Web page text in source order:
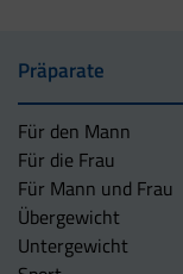
Präparate
Für den Mann
Für die Frau
Für Mann und Frau
Übergewicht
Untergewicht